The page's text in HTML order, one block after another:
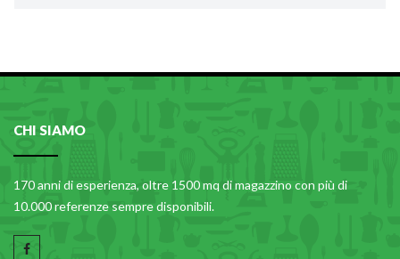
CHI SIAMO
170 anni di esperienza, oltre 1500 mq di magazzino con più di
10.000 referenze sempre disponibili.